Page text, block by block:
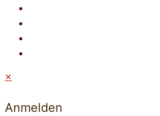
✕
Anmelden